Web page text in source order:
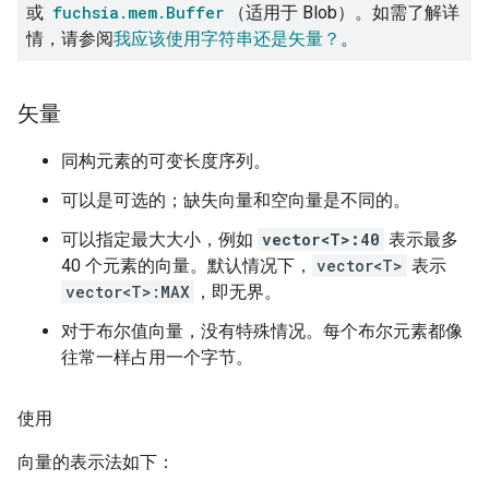
或 fuchsia.mem.Buffer
（适用于 Blob）。如需了解详
情，请参阅我应该使用字符串还是矢量？ 。
矢量
同构元素的可变长度序列。
可以是可选的；缺失向量和空向量是不同的。
可以指定最大大小，例如 vector<T>:40 表示最多
40 个元素的向量。默认情况下， vector<T> 表示
vector<T>:MAX ，即无界。
对于布尔值向量，没有特殊情况。每个布尔元素都像
往常一样占用一个字节。
使用
向量的表示法如下：